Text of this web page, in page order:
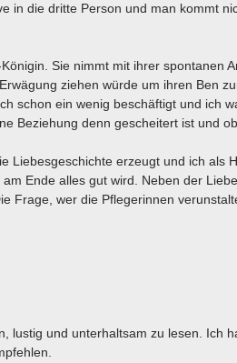
in die dritte Person und man kommt
Sie nimmt mit ihrer spontanen
ziehen würde um ihren Ben
schon ein wenig beschäftigt und ich
Beziehung denn gescheitert ist und
Liebesgeschichte erzeugt und ich als
Ende alles gut wird. Neben der
Frage, wer die Pflegerinnen
lustig und unterhaltsam zu lesen. Ich